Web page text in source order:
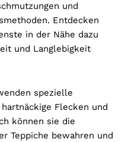
und
Entdecken
in der Nähe dazu
und Langlebigkeit
spezielle
Flecken und
können sie die
Teppiche bewahren und